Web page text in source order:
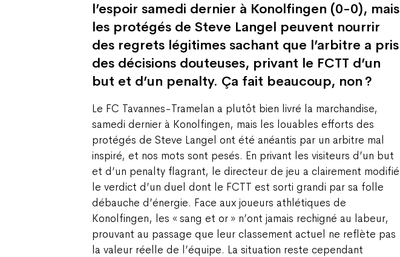
l’espoir samedi dernier à Konolfingen (0-0), mais
les protégés de Steve Langel peuvent nourrir
des regrets légitimes sachant que l’arbitre a pris
des décisions douteuses, privant le FCTT d’un
but et d’un penalty. Ça fait beaucoup, non ?
Le FC Tavannes-Tramelan a plutôt bien livré la marchandise,
samedi dernier à Konolfingen, mais les louables efforts des
protégés de Steve Langel ont été anéantis par un arbitre mal
inspiré, et nos mots sont pesés. En privant les visiteurs d’un but
et d’un penalty flagrant, le directeur de jeu a clairement modifié
le verdict d’un duel dont le FCTT est sorti grandi par sa folle
débauche d’énergie. Face aux joueurs athlétiques de
Konolfingen, les « sang et or » n’ont jamais rechigné au labeur,
prouvant au passage que leur classement actuel ne reflète pas
la valeur réelle de l’équipe. La situation reste cependant